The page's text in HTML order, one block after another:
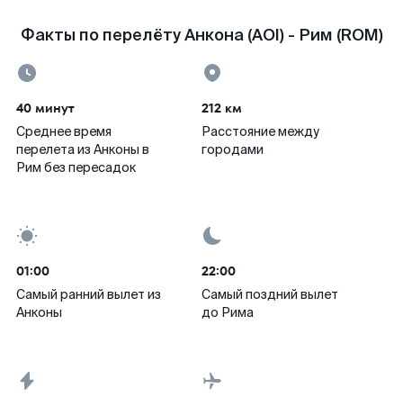
Факты по перелёту Анкона (AOI) - Рим (ROM)
40 минут
Среднее время
перелета из Анконы в
Рим без пересадок
212 км
Расстояние между
городами
01:00
Самый ранний вылет из
Анконы
22:00
Самый поздний вылет
до Рима